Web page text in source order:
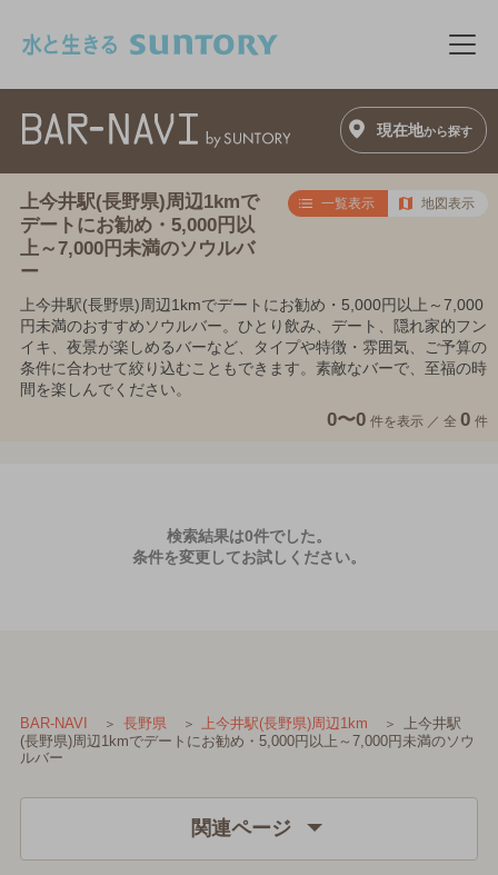
メ
現在地から探す
上今井駅(長野県)周辺1kmで
デートにお勧め・5,000円以
上～7,000円未満のソウルバ
ー
一覧表示 地図表示
上今井駅(長野県)周辺1kmでデートにお勧め・5,000円以上～7,000
円未満のおすすめソウルバー。ひとり飲み、デート、隠れ家的フン
イキ、夜景が楽しめるバーなど、タイプや特徴・雰囲気、ご予算の
条件に合わせて絞り込むこともできます。素敵なバーで、至福の時
間を楽しんでください。
0〜0 件を表示 ／ 全 0 件
検索結果は0件でした。
条件を変更してお試しください。
BAR-NAVI 長野県 上今井駅(長野県)周辺1km
上今井駅
(長野県)周辺1kmでデートにお勧め・5,000円以上～7,000円未満のソウ
ルバー
関連ページ